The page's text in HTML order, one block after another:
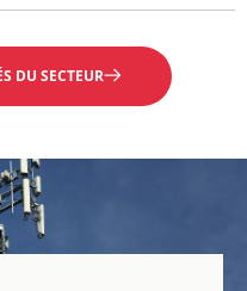
DU SECTEUR